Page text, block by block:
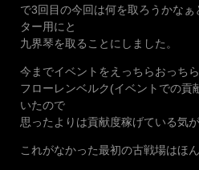
で3回目の今回は何を取ろうかな
ター用にと
九界琴を取ることにしました。
今までイベントをえっちらおっち
フローレンベルク(イベントでの貢
いたので
思ったよりは貢献度稼げている気
これがなかった最初の古戦場はほ